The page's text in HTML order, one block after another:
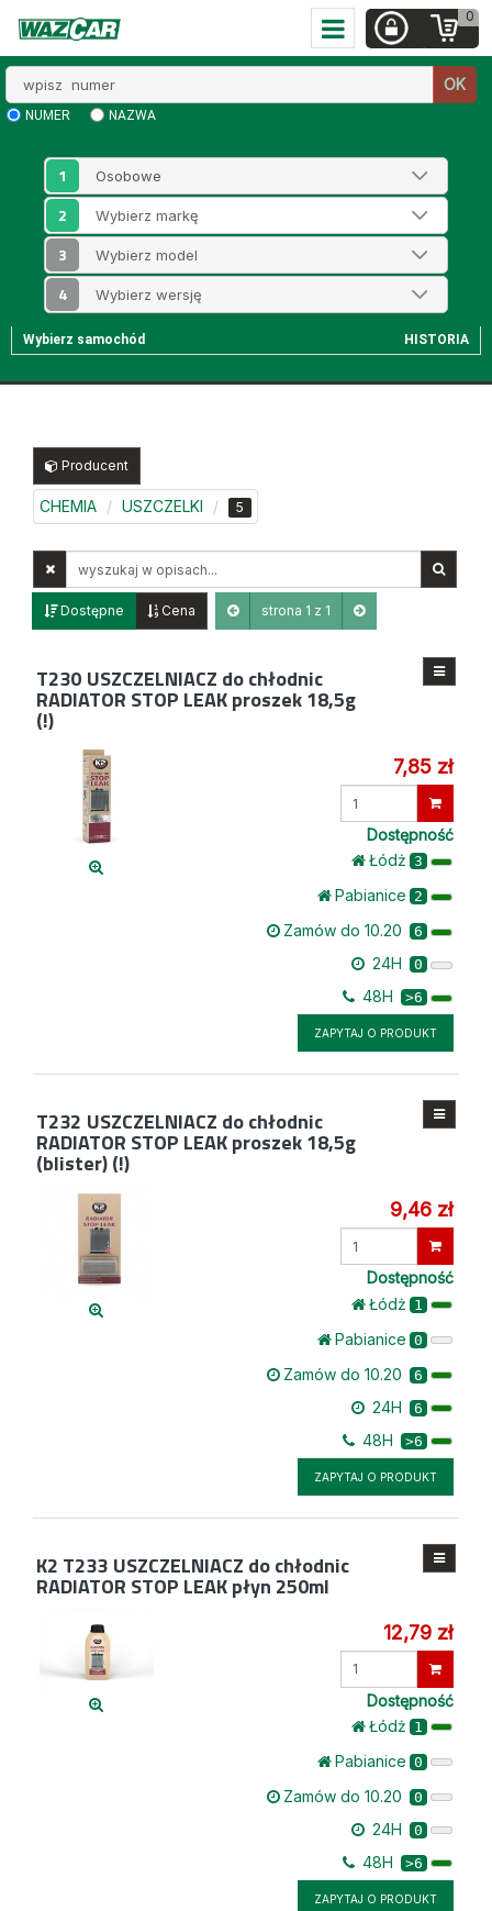
0
numer
OK
NUMER NAZWA
1
2
3
4
Wybierz samochód HISTORIA
Producent
CHEMIA USZCZELKI 5
opisach
Dostępne Cena strona 1 z 1
T230 USZCZELNIACZ do chłodnic
RADIATOR STOP LEAK proszek 18,5g
(!)
7,85 zł
Dostępność
Łódż 3
Pabianice 2
Zamów do 10.20 6
24H 0
48H >6
ZAPYTAJ O PRODUKT
T232 USZCZELNIACZ do chłodnic
RADIATOR STOP LEAK proszek 18,5g
(blister) (!)
9,46 zł
Dostępność
Łódż 1
Pabianice 0
Zamów do 10.20 6
24H 6
48H >6
ZAPYTAJ O PRODUKT
K2 T233 USZCZELNIACZ do chłodnic
RADIATOR STOP LEAK płyn 250ml
12,79 zł
Wprowadź
Dostępność
Łódż 1
Pabianice 0
Zamów do 10.20 0
24H 0
48H >6
ZAPYTAJ O PRODUKT